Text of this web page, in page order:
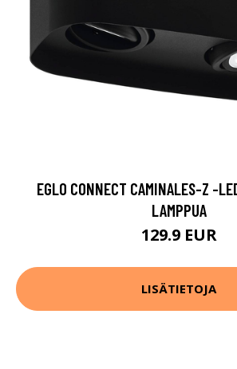
EGLO CONNECT CAMINALES-Z -
LAMPPUA
129.9 EUR
LISÄTIETOJA